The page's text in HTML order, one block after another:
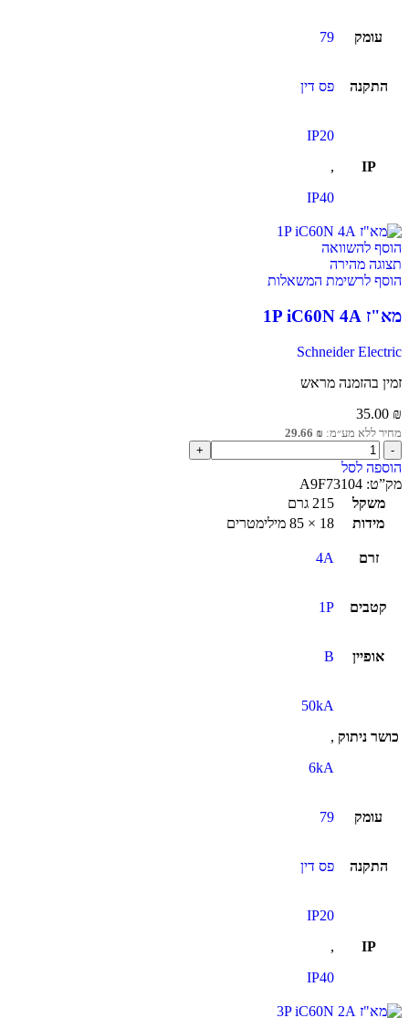
עומק 79
התקנה פס דין
IP
IP20
,
IP40
הוסף להשוואה
תצוגה מהירה
הוסף לרשימת המשאלות
מא"ז 1P iC60N 4A
Schneider Electric
זמין בהזמנה מראש
35.00 ₪
מחיר ללא מע״מ: 29.66 ₪
הוספה לסל
מק”ט: A9F73104
משקל
215 גרם
מידות
18 × 85 מילימטרים
זרם 4A
קטבים 1P
אופיין B
כושר ניתוק
50kA
,
6kA
עומק 79
התקנה פס דין
IP
IP20
,
IP40